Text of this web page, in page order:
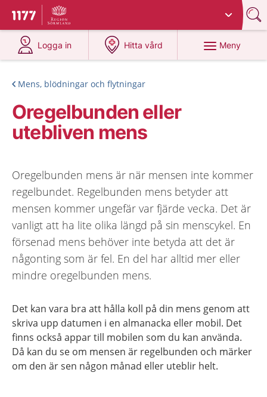
Till startsidan för 1177
Du har valt region
Logga in
på 1177.se
Hitta vård
på 1177.se
Meny
Mens, blödningar och flytningar
Oregelbunden eller
utebliven mens
Oregelbunden mens är när mensen inte kommer
regelbundet. Regelbunden mens betyder att
mensen kommer ungefär var fjärde vecka. Det är
vanligt att ha lite olika längd på sin menscykel. En
försenad mens behöver inte betyda att det är
någonting som är fel. En del har alltid mer eller
mindre oregelbunden mens.
Det kan vara bra att hålla koll på din mens genom att
skriva upp datumen i en almanacka eller mobil. Det
finns också appar till mobilen som du kan använda.
Då kan du se om mensen är regelbunden och märker
om den är sen någon månad eller uteblir helt.